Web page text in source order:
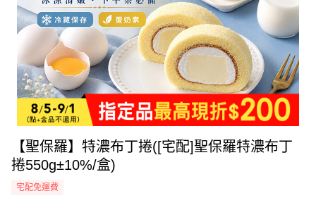
【聖保羅】特濃布丁捲([宅配]聖保羅特濃布丁
捲550g±10%/盒)
宅配免運費